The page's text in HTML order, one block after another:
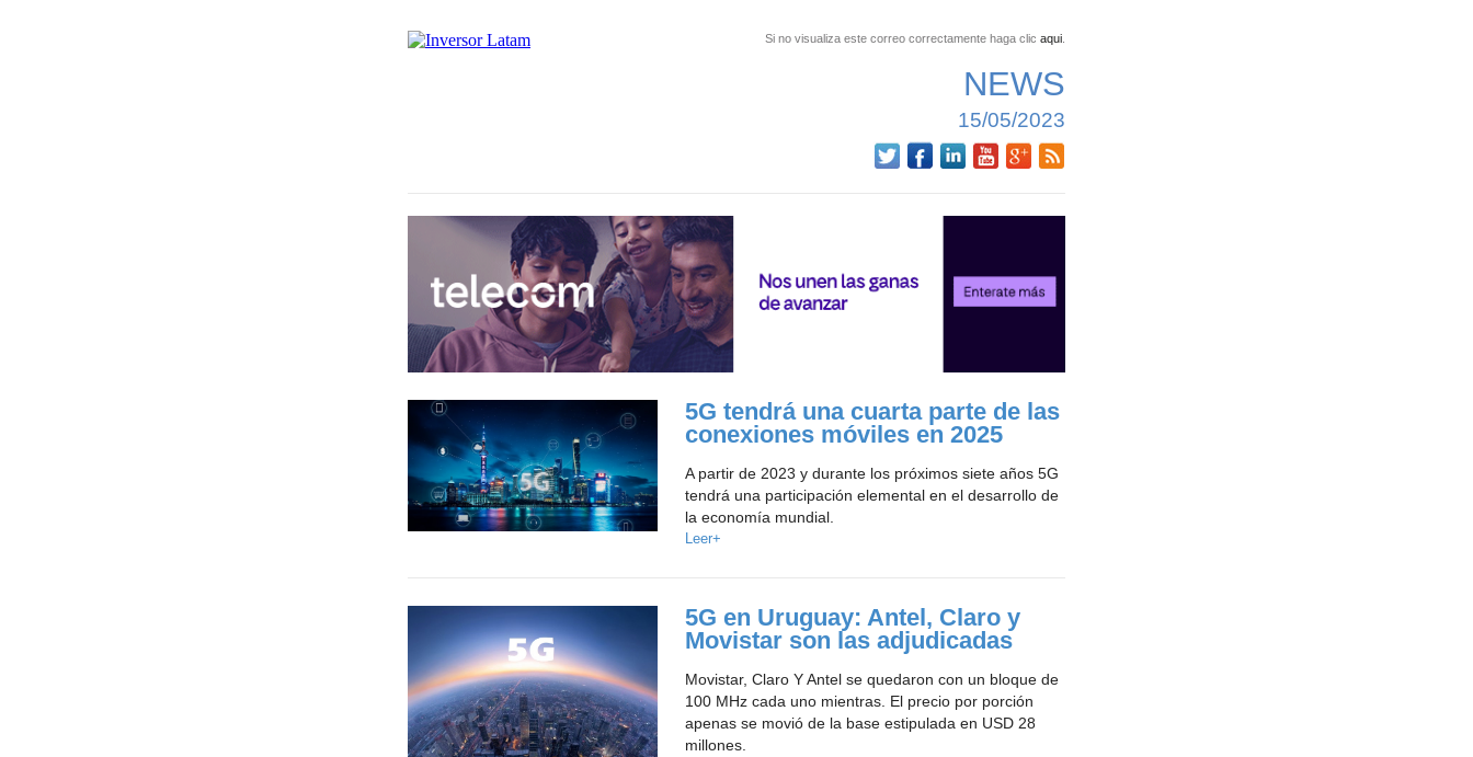
Si no visualiza este correo correctamente haga clic aqui
NEWS
15/05/2023
5G tendrá una cuarta parte de las
conexiones móviles en 2025
A partir de 2023 y durante los próximos siete años 5G
tendrá una participación elemental en el desarrollo de
la economía mundial.
Leer+
5G en Uruguay: Antel, Claro y
Movistar son las adjudicadas
Movistar, Claro Y Antel se quedaron con un bloque de
100 MHz cada uno mientras. El precio por porción
apenas se movió de la base estipulada en USD 28
millones.